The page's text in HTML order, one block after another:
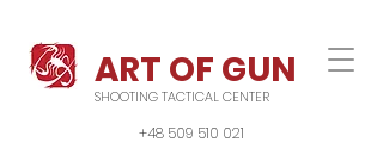
SHOOTING TACTICAL CENTER
+48 509 510 021
ART OF GUN